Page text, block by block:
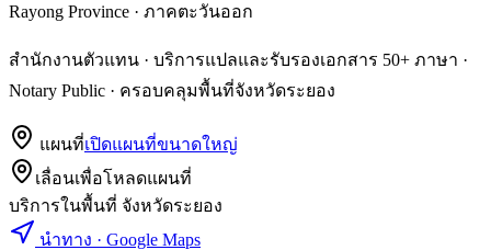
Rayong Province · ภาคตะวันออก
สำนักงานตัวแทน · บริการแปลและรับรองเอกสาร 50+ ภาษา ·
Notary Public · ครอบคลุมพื้นที่จังหวัดระยอง
แผนที่เปิดแผนที่ขนาดใหญ่
เลื่อนเพื่อโหลดแผนที่
บริการในพื้นที่ จังหวัดระยอง
นำทาง · Google Maps